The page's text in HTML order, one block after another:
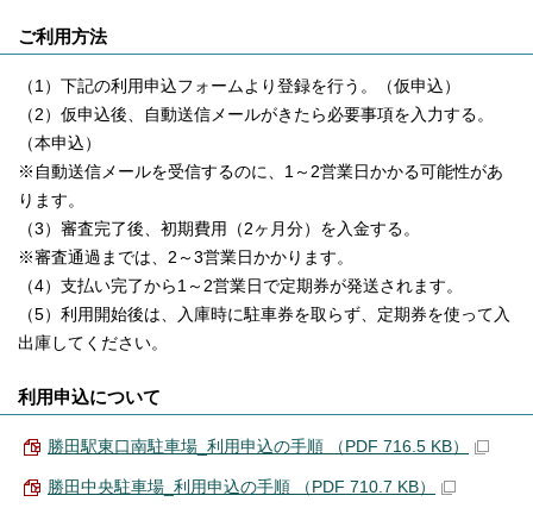
ご利用方法
（1）下記の利用申込フォームより登録を行う。（仮申込）
（2）仮申込後、自動送信メールがきたら必要事項を入力する。
（本申込）
※自動送信メールを受信するのに、1～2営業日かかる可能性があ
ります。
（3）審査完了後、初期費用（2ヶ月分）を入金する。
※審査通過までは、2～3営業日かかります。
（4）支払い完了から1～2営業日で定期券が発送されます。
（5）利用開始後は、入庫時に駐車券を取らず、定期券を使って入
出庫してください。
利用申込について
勝田駅東口南駐車場_利用申込の手順 （PDF 716.5 KB）
勝田中央駐車場_利用申込の手順 （PDF 710.7 KB）